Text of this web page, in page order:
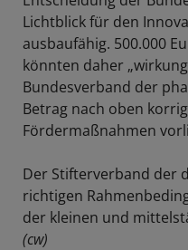
Lichtblick für den
ausbaufähig. 500.000
könnten daher
Bundesverband der
Betrag nach oben
Fördermaßnahmen
Der Stifterverband der
richtigen
der kleinen und
(cw)